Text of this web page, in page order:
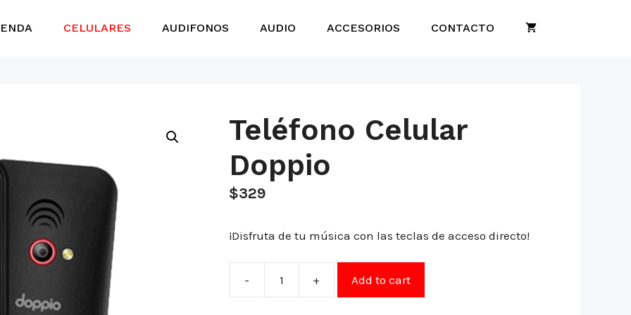
CELULARES AUDIFONOS AUDIO ACCESORIOS CONTACTO
Teléfono Celular
Doppio
$329
¡Disfruta de tu música con las teclas de acceso directo!
- + Add to cart